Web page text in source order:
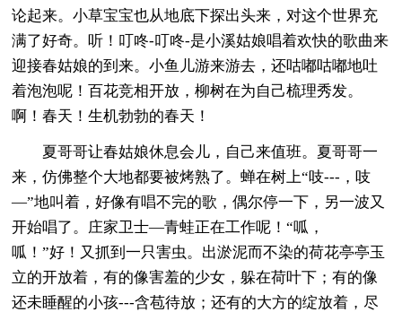
论起来。小草宝宝也从地底下探出头来，对这个世界充
满了好奇。听！叮咚-叮咚-是小溪姑娘唱着欢快的歌曲来
迎接春姑娘的到来。小鱼儿游来游去，还咕嘟咕嘟地吐
着泡泡呢！百花竞相开放，柳树在为自己梳理秀发。
啊！春天！生机勃勃的春天！
夏哥哥让春姑娘休息会儿，自己来值班。夏哥哥一
来，仿佛整个大地都要被烤熟了。蝉在树上“吱---，吱
—”地叫着，好像有唱不完的歌，偶尔停一下，另一波又
开始唱了。庄家卫士—青蛙正在工作呢！“呱，
呱！”好！又抓到一只害虫。出淤泥而不染的荷花亭亭玉
立的开放着，有的像害羞的少女，躲在荷叶下；有的像
还未睡醒的小孩---含苞待放；还有的大方的绽放着，尽